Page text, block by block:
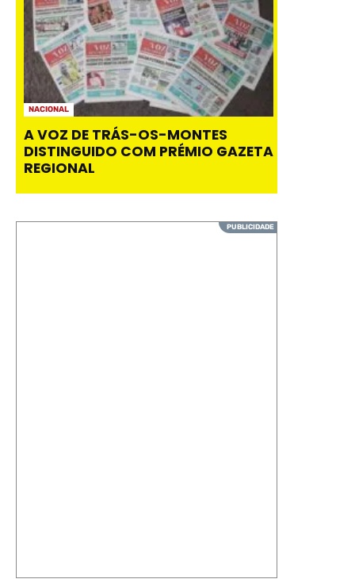
NACIONAL
A VOZ DE TRÁS-OS-MONTES
DISTINGUIDO COM PRÉMIO GAZETA
REGIONAL